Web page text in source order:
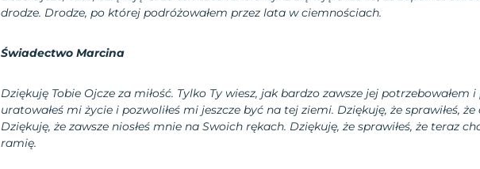
drodze. Drodze, po której podróżowałem przez lata w ciemnościach.
Świadectwo Marcina
Dziękuję Tobie Ojcze za miłość. Tylko Ty wiesz, jak bardzo zawsze jej potrzebowałem
uratowałeś mi życie i pozwoliłeś mi jeszcze być na tej ziemi. Dziękuję, że sprawiłeś,
Dziękuję, że zawsze niosłeś mnie na Swoich rękach. Dziękuję, że sprawiłeś, że teraz
ramię.